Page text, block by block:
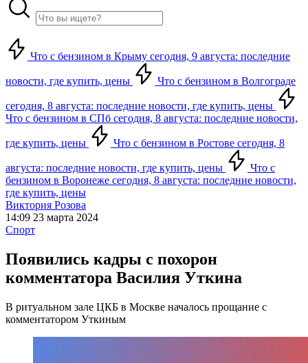
Что с бензином в Крыму сегодня, 9 августа: последние
новости, где купить, цены Что с бензином в Волгограде
сегодня, 8 августа: последние новости, где купить, цены
Что с бензином в СПб сегодня, 8 августа: последние новости,
где купить, цены Что с бензином в Ростове сегодня, 8
августа: последние новости, где купить, цены
Что с
бензином в Воронеже сегодня, 8 августа: последние новости,
где купить, цены
Виктория Розова
14:09 23 марта 2024
Спорт
Появились кадры с похорон
комментатора Василия Уткина
В ритуальном зале ЦКБ в Москве началось прощание с
комментатором Уткиным